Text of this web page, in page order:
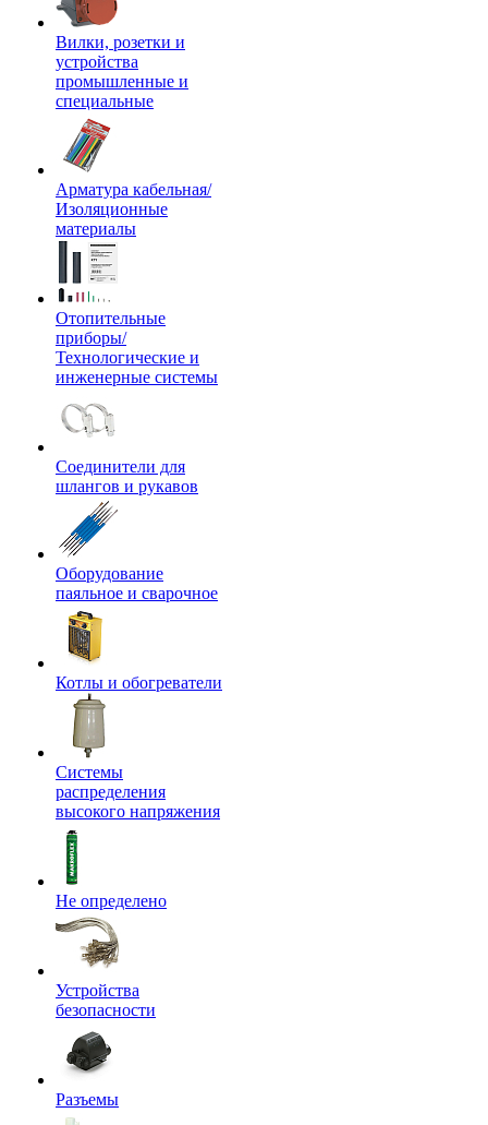
Вилки, розетки и
устройства
промышленные и
специальные
Арматура кабельная/
Изоляционные
материалы
Отопительные
приборы/
Технологические и
инженерные системы
Соединители для
шлангов и рукавов
Оборудование
паяльное и сварочное
Котлы и обогреватели
Системы
распределения
высокого напряжения
Не определено
Устройства
безопасности
Разъемы